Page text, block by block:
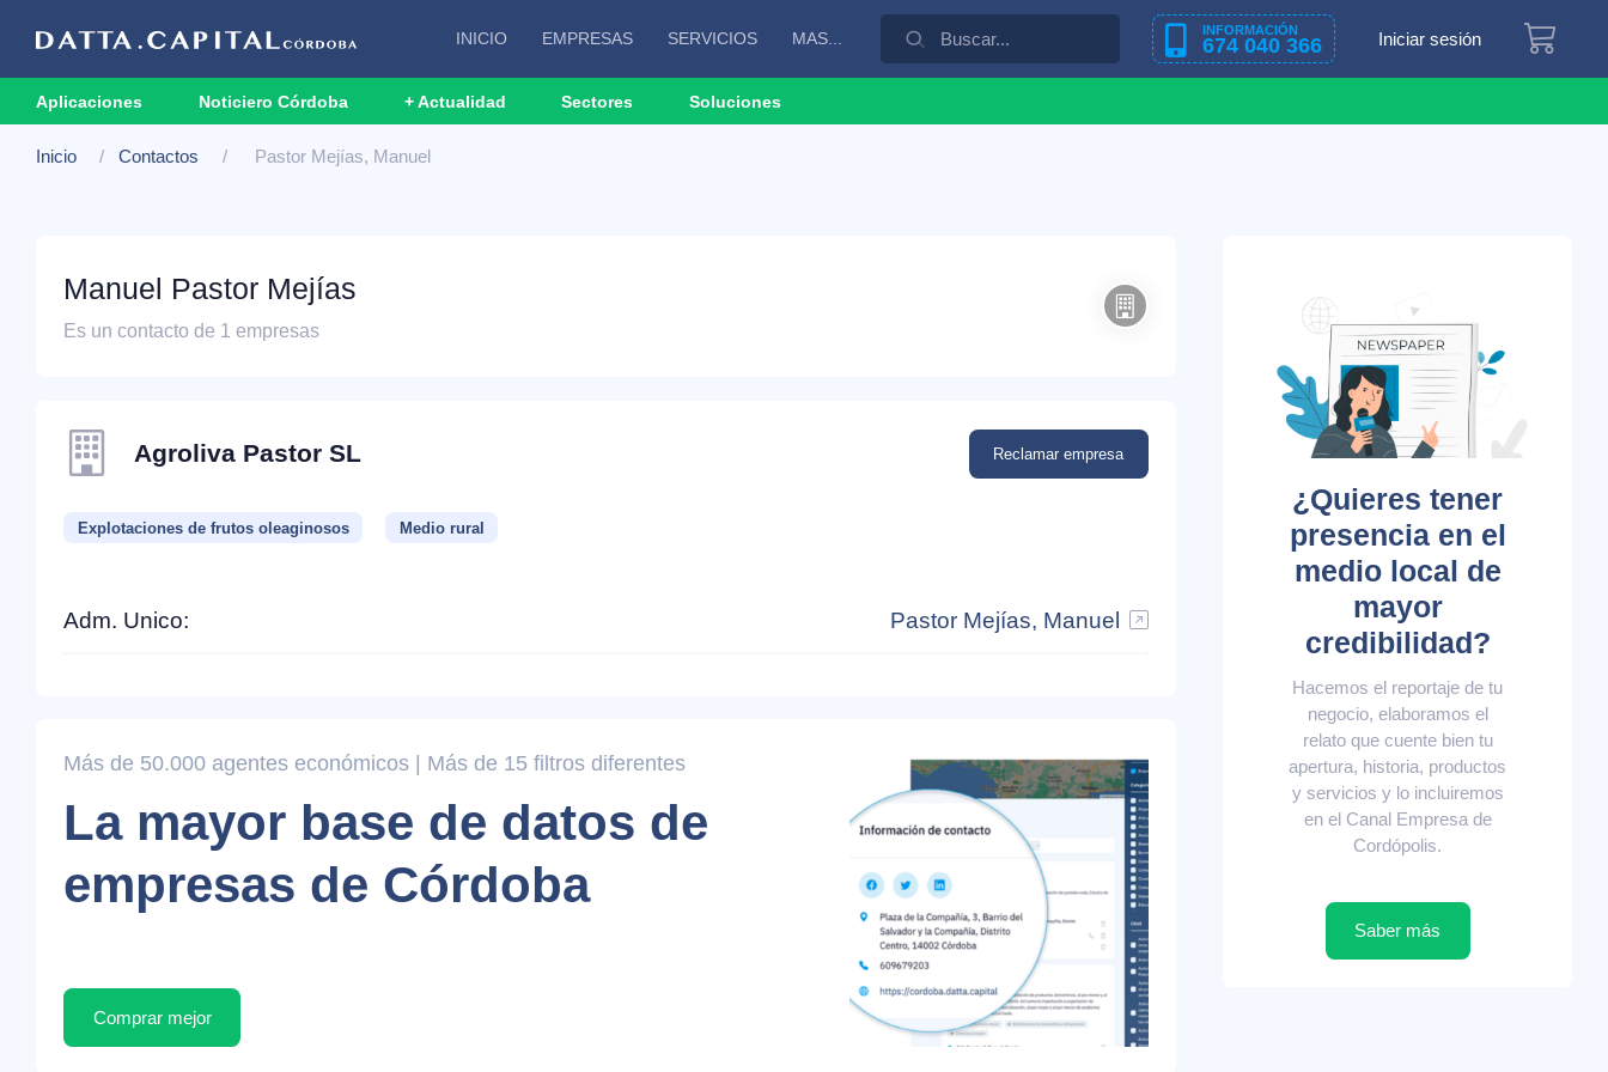
INICIO EMPRESAS SERVICIOS MAS... INFORMACIÓN
674 040 366 Iniciar sesión
Aplicaciones Noticiero Córdoba + Actualidad Sectores Soluciones
Inicio Contactos Pastor Mejías, Manuel
Manuel Pastor Mejías
Es un contacto de 1 empresas
Agroliva Pastor SL Reclamar empresa
Explotaciones de frutos oleaginosos Medio rural
Adm. Unico: Pastor Mejías, Manuel
Más de 50.000 agentes económicos | Más de 15 filtros diferentes
La mayor base de datos de
empresas de Córdoba
Comprar mejor
¿Quieres tener
presencia en el
medio local de
mayor
credibilidad?
Hacemos el reportaje de tu
negocio, elaboramos el
relato que cuente bien tu
apertura, historia, productos
y servicios y lo incluiremos
en el Canal Empresa de
Cordópolis.
Saber más